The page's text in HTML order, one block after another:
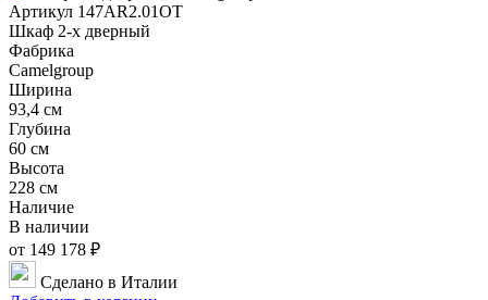
Артикул 147AR2.01OT
Шкаф 2-х дверный
Фабрика
Camelgroup
Ширина
93,4 см
Глубина
60 см
Высота
228 см
Наличие
В наличии
от 149 178 ₽
Сделано в Италии